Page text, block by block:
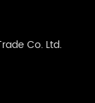
Co. Ltd.